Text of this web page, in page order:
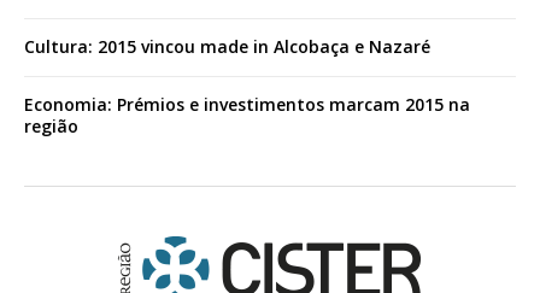
Cultura: 2015 vincou made in Alcobaça e Nazaré
Economia: Prémios e investimentos marcam 2015 na
região